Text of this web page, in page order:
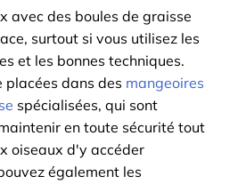
avec des boules de graisse
surtout si vous utilisez les
et les bonnes techniques.
placées dans des mangeoires
spécialisées, qui sont
en toute sécurité tout
oiseaux d'y accéder
également les